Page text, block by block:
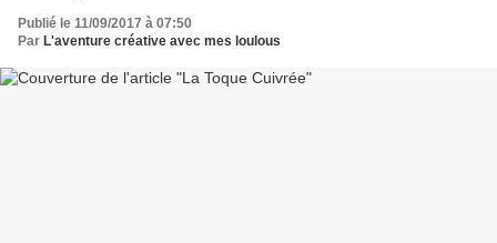
Publié le 11/09/2017 à 07:50
Par L'aventure créative avec mes loulous